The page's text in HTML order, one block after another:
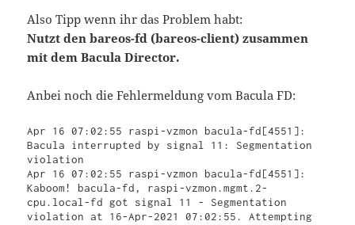
Also Tipp wenn ihr das Problem habt:
Nutzt den bareos-fd (bareos-client) zusammen
mit dem Bacula Director.
Anbei noch die Fehlermeldung vom Bacula FD:
Apr 16 07:02:55 raspi-vzmon bacula-fd[4551]:
Bacula interrupted by signal 11: Segmentation
violation
Apr 16 07:02:55 raspi-vzmon bacula-fd[4551]:
Kaboom! bacula-fd, raspi-vzmon.mgmt.2-
cpu.local-fd got signal 11 - Segmentation
violation at 16-Apr-2021 07:02:55. Attempting